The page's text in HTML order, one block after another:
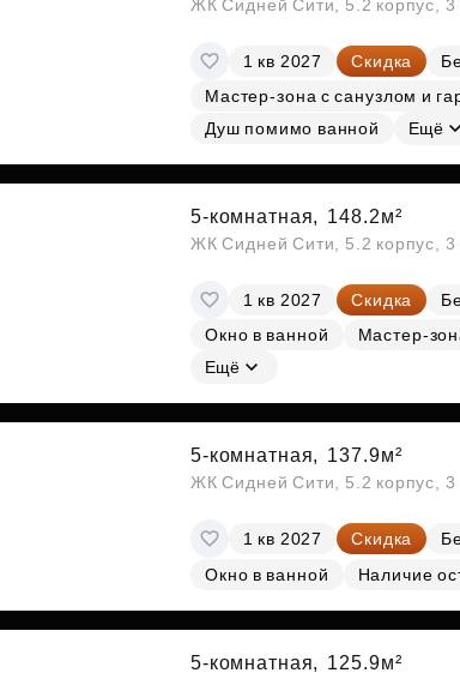
ЖК Сидней Сити, 5.2 корпус,
1 кв 2027 Скидка
Мастер-зона с санузлом и
Душ помимо ванной
Ещё
5-комнатная, 148.2м²
ЖК Сидней Сити, 5.2 корпус,
1 кв 2027 Скидка
Окно в ванной
Мастер-
Ещё
5-комнатная, 137.9м²
ЖК Сидней Сити, 5.2 корпус,
1 кв 2027 Скидка
Окно в ванной
Наличие
5-комнатная, 125.9м²